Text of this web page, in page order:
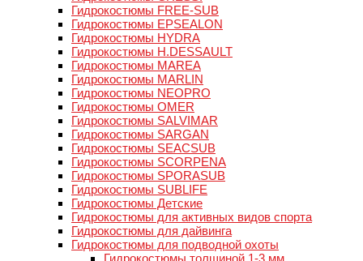
Гидрокостюмы FREE-SUB
Гидрокостюмы EPSEALON
Гидрокостюмы HYDRA
Гидрокостюмы H.DESSAULT
Гидрокостюмы MAREA
Гидрокостюмы MARLIN
Гидрокостюмы NEOPRO
Гидрокостюмы OMER
Гидрокостюмы SALVIMAR
Гидрокостюмы SARGAN
Гидрокостюмы SEACSUB
Гидрокостюмы SCORPENA
Гидрокостюмы SPORASUB
Гидрокостюмы SUBLIFE
Гидрокостюмы Детские
Гидрокостюмы для активных видов спорта
Гидрокостюмы для дайвинга
Гидрокостюмы для подводной охоты
Гидрокостюмы толщиной 1-3 мм